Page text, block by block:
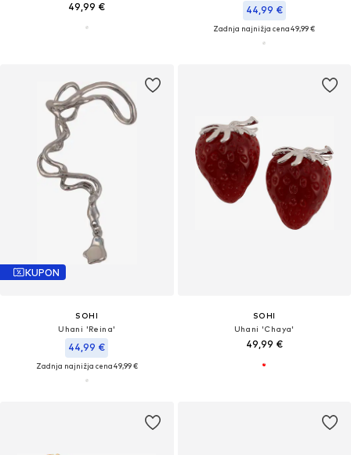
49,99 € 44,99 €
Zadnja najnižja cena49,99 €
KUPON
SOHI
Uhani 'Reina'
44,99 €
Zadnja najnižja cena49,99 €
SOHI
Uhani 'Chaya'
49,99 €